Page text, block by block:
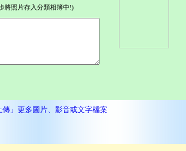
將照片存入分類相簿中!)
傳」更多圖片、影音或文字檔案